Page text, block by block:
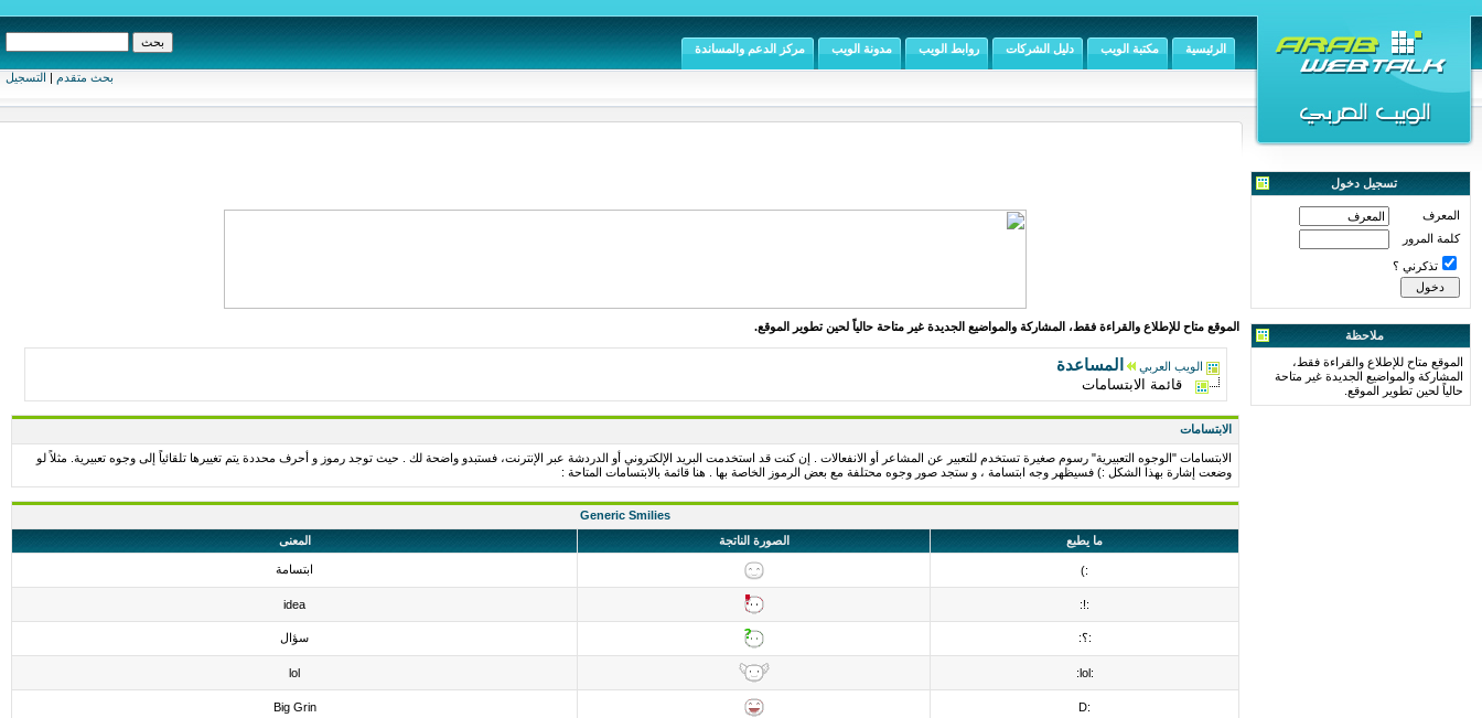
بحث متقدم | التسجيل
الرئيسية مكتبة الويب دليل الشركات روابط الويب مدونة الويب مركز الدعم والمساندة
تسجيل دخول
المعرف
كلمة المرور
تذكرني ؟
ملاحظة
الموقع متاح للإطلاع والقراءة فقط،
المشاركة والمواضيع الجديدة غير متاحة
حالياً لحين تطوير الموقع.
الموقع متاح للإطلاع والقراءة فقط، المشاركة والمواضيع الجديدة غير متاحة حالياً لحين تطوير الموقع.
الويب العربي المساعدة
قائمة الابتسامات
الابتسامات
الابتسامات "الوجوه التعبيرية" رسوم صغيرة تستخدم للتعبير عن المشاعر أو الانفعالات . إن كنت قد استخدمت البريد الإلكتروني أو الدردشة عبر الإنترنت، فستبدو واضحة لك . حيث توجد رموز و أحرف محددة يتم تغييرها تلقائياً إلى وجوه تعبيرية. مثلاً لو
وضعت إشارة بهذا الشكل :) فسيظهر وجه ابتسامة ، و ستجد صور وجوه محتلفة مع بعض الرموز الخاصة بها . هنا قائمة بالابتسامات المتاحة :
Generic Smilies
ما يطبع
الصورة الناتجة المعنى
:) ابتسامة
:!:
idea
:؟: سؤال
:lol:
lol
:D
Big Grin